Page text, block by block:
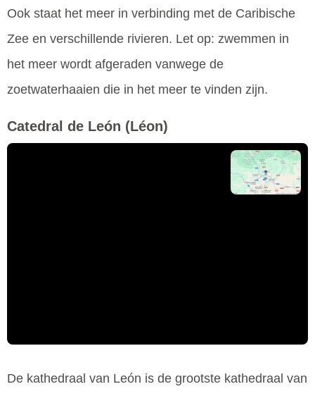
Ook staat het meer in verbinding met de Caribische
Zee en verschillende rivieren. Let op: zwemmen in
het meer wordt afgeraden vanwege de
zoetwaterhaaien die in het meer te vinden zijn.
Catedral de León (Léon)
De kathedraal van León is de grootste kathedraal van